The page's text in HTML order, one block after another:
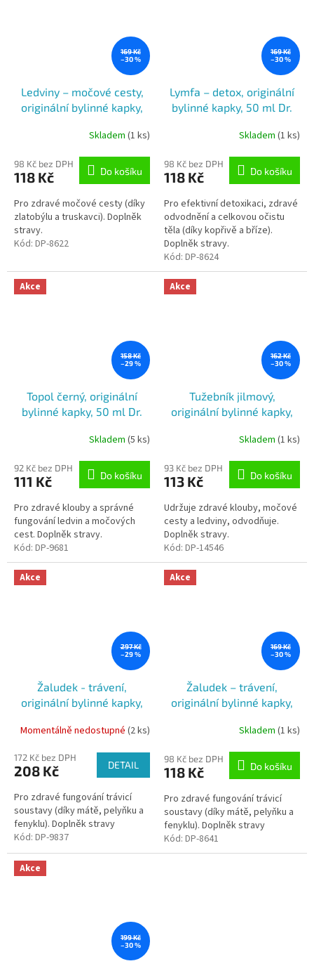
169 Kč
–30 %
Ledviny – močové cesty,
originální bylinné kapky,
Skladem (1 ks)
98 Kč bez DPH
118 Kč Do košíku
Pro zdravé močové cesty (díky
zlatobýlu a truskavci). Doplněk
stravy.
Kód: DP-8622
169 Kč
–30 %
Lymfa – detox, originální
bylinné kapky, 50 ml Dr.
Skladem (1 ks)
98 Kč bez DPH
118 Kč Do košíku
Pro efektivní detoxikaci, zdravé
odvodnění a celkovou očistu
těla (díky kopřivě a bříze).
Doplněk stravy.
Kód: DP-8624
Akce
158 Kč
–29 %
Topol černý, originální
bylinné kapky, 50 ml Dr.
Skladem (5 ks)
92 Kč bez DPH
111 Kč Do košíku
Pro zdravé klouby a správné
fungování ledvin a močových
cest. Doplněk stravy.
Kód: DP-9681
Akce
162 Kč
–30 %
Tužebník jilmový,
originální bylinné kapky,
Skladem (1 ks)
93 Kč bez DPH
113 Kč Do košíku
Udržuje zdravé klouby, močové
cesty a ledviny, odvodňuje.
Doplněk stravy.
Kód: DP-14546
Akce
297 Kč
–29 %
Žaludek - trávení,
originální bylinné kapky,
Momentálně nedostupné (2 ks)
172 Kč bez DPH
208 Kč DETAIL
Pro zdravé fungování trávicí
soustavy (díky mátě, pelyňku a
fenyklu). Doplněk stravy
Kód: DP-9837
Akce
169 Kč
–30 %
Žaludek – trávení,
originální bylinné kapky,
Skladem (1 ks)
98 Kč bez DPH
118 Kč Do košíku
Pro zdravé fungování trávicí
soustavy (díky mátě, pelyňku a
fenyklu). Doplněk stravy
Kód: DP-8641
Akce
199 Kč
–30 %